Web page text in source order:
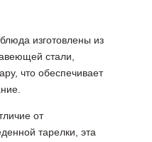
изготовлены из
стали,
что обеспечивает
от
тарелки, эта